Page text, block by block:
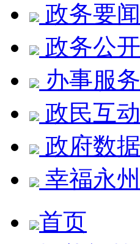
政务要闻
政务公开
办事服务
政民互动
政府数据
幸福永州
首页